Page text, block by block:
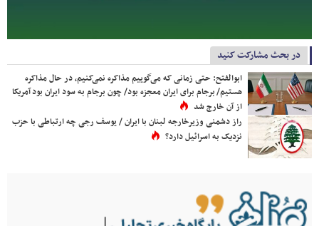
در بحث مشارکت کنید
ابوالفتح: حتی زمانی که می‌گوییم مذاکره نمی‌کنیم، در حال مذاکره
هستیم/ برجام برای ایران معجزه بود/ چون برجام به سود ایران بود آمریکا
از آن خارج شد
راز دشمنی وزیرخارجه لبنان با ایران / یوسف رجی چه ارتباطی با حزب
نزدیک به اسرائیل دارد؟